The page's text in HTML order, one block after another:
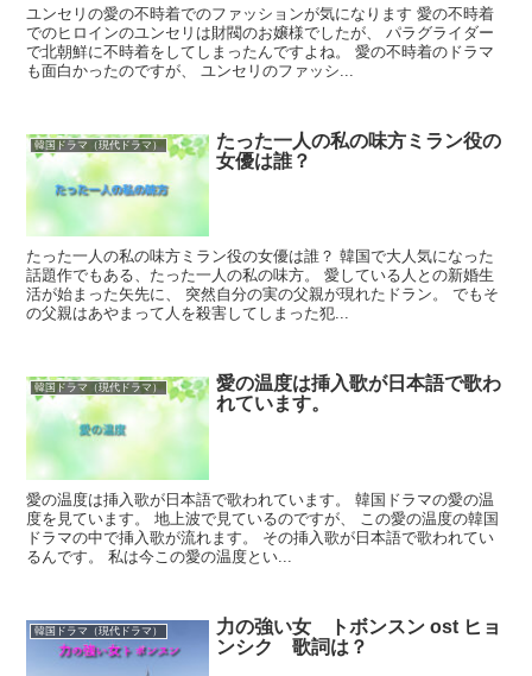
ユンセリの愛の不時着でのファッションが気になります 愛の不時着
でのヒロインのユンセリは財閥のお嬢様でしたが、 パラグライダー
で北朝鮮に不時着をしてしまったんですよね。 愛の不時着のドラマ
も面白かったのですが、 ユンセリのファッシ...
韓国ドラマ（現代ドラマ）
たった一人の私の味方ミラン役の
女優は誰？
たった一人の私の味方ミラン役の女優は誰？ 韓国で大人気になった
話題作でもある、たった一人の私の味方。 愛している人との新婚生
活が始まった矢先に、 突然自分の実の父親が現れたドラン。 でもそ
の父親はあやまって人を殺害してしまった犯...
韓国ドラマ（現代ドラマ）
愛の温度は挿入歌が日本語で歌わ
れています。
愛の温度は挿入歌が日本語で歌われています。 韓国ドラマの愛の温
度を見ています。 地上波で見ているのですが、 この愛の温度の韓国
ドラマの中で挿入歌が流れます。 その挿入歌が日本語で歌われてい
るんです。 私は今この愛の温度とい...
韓国ドラマ（現代ドラマ）
力の強い女 トボンスン ost ヒョ
ンシク 歌詞は？